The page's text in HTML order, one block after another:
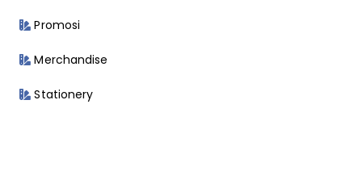
Promosi
Merchandise
Stationery